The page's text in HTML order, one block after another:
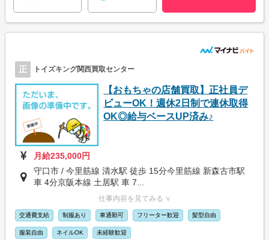
正 トイズキング関西買取センター
【おもちゃの店舗買取】正社員デ
ビューOK！週休2日制で連休取得
OK◎給与ベースUP済み♪
月給235,000円
守口市 / 今里筋線 清水駅 徒歩 15分今里筋線 新森古市駅
車 4分京阪本線 土居駅 車 7...
仕事内容を見てみる ∨
交通費支給 制服あり 車通勤可 フリーター歓迎 髪型自由
服装自由 ネイルOK 未経験歓迎